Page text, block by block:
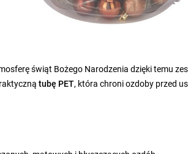
świąt Bożego Narodzenia dzięki temu
tubę PET, która chroni ozdoby przed